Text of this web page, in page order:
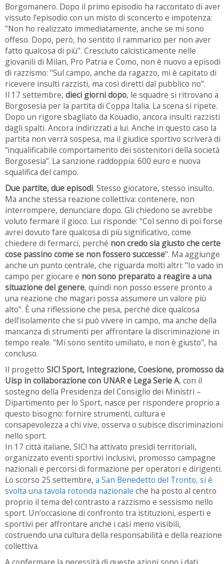
Borgomanero. Dopo il primo episodio ha raccontato di aver
vissuto l’episodio con un misto di sconcerto e impotenza:
"Non ho realizzato immediatamente, anche se mi sono
offeso. Dopo, però, ho sentito il rammarico per non aver
fatto qualcosa di più". Cresciuto calcisticamente nelle
giovanili di Milan, Pro Patria e Como, non è nuovo a episodi
di razzismo: "Sul campo, anche da ragazzo, mi è capitato di
ricevere insulti razzisti, ma così diretti dal pubblico no".
Il 17 settembre, dieci giorni dopo, le squadre si ritrovano a
Borgosesia per la partita di Coppa Italia. La scena si ripete.
Dopo un rigore sbagliato da Kouadio, ancora insulti razzisti
dagli spalti. Ancora indirizzati a lui. Anche in questo caso la
partita non verrà sospesa, ma il giudice sportivo scriverà di
“inqualificabile comportamento dei sostenitori della società
Borgosesia”. La sanzione raddoppia: 600 euro e nuova
squalifica del campo.
Due partite, due episodi. Stesso giocatore, stesso insulto.
Ma anche stessa reazione collettiva: contenere, non
interrompere, denunciare dopo. Gli chiedono se avrebbe
voluto fermare il gioco. Lui risponde: "Col senno di poi forse
avrei dovuto fare qualcosa di più significativo, come
chiedere di fermarci, perché non credo sia giusto che certe
cose passino come se non fossero successe". Ma aggiunge
anche un punto centrale, che riguarda molti altri: "Io vado in
campo per giocare e non sono preparato a reagire a una
situazione del genere, quindi non posso essere pronto a
una reazione che magari possa assumere un valore più
alto". È una riflessione che pesa, perché dice qualcosa
dell’isolamento che si può vivere in campo, ma anche della
mancanza di strumenti per affrontare la discriminazione in
tempo reale. "Mi sono sentito umiliato, e non è giusto", ha
concluso.
Il progetto SIC! Sport, Integrazione, Coesione, promosso da
Uisp in collaborazione con UNAR e Lega Serie A, con il
sostegno della Presidenza del Consiglio dei Ministri –
Dipartimento per lo Sport, nasce per rispondere proprio a
questo bisogno: fornire strumenti, cultura e
consapevolezza a chi vive, osserva o subisce discriminazioni
nello sport.
In 17 città italiane, SIC! ha attivato presìdi territoriali,
organizzato eventi sportivi inclusivi, promosso campagne
nazionali e percorsi di formazione per operatori e dirigenti.
Lo scorso 25 settembre, a San Benedetto del Tronto, si è
svolta una tavola rotonda nazionale che ha posto al centro
proprio il tema del contrasto a razzismo e sessismo nello
sport. Un’occasione di confronto tra istituzioni, esperti e
sportivi per affrontare anche i casi meno visibili,
costruendo una cultura della responsabilità e della reazione
collettiva.
A confermare la necessità di queste azioni sono i dati